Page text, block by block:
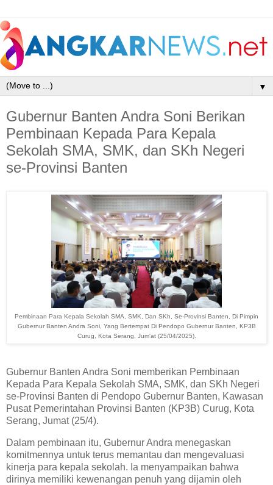
▼
Gubernur Banten Andra Soni Berikan
Pembinaan Kepada Para Kepala
Sekolah SMA, SMK, dan SKh Negeri
se-Provinsi Banten
Pembinaan Para Kepala Sekolah SMA, SMK, Dan SKh, Se-Provinsi Banten, Di Pimpin
Gubernur Banten Andra Soni, Yang Bertempat Di Pendopo Gubernur Banten, KP3B
Curug, Kota Serang, Jum'at (25/04/2025).
Gubernur Banten Andra Soni memberikan Pembinaan
Kepada Para Kepala Sekolah SMA, SMK, dan SKh Negeri
se-Provinsi Banten di Pendopo Gubernur Banten, Kawasan
Pusat Pemerintahan Provinsi Banten (KP3B) Curug, Kota
Serang, Jumat (25/4).
Dalam pembinaan itu, Gubernur Andra menegaskan
komitmennya untuk terus memantau dan mengevaluasi
kinerja para kepala sekolah. Ia menyampaikan bahwa
dirinya memiliki kewenangan penuh yang dijamin oleh